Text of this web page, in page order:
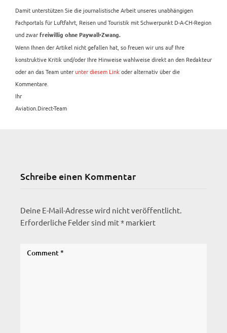
Damit unterstützen Sie die journalistische Arbeit unseres unabhängigen
Fachportals für Luftfahrt, Reisen und Touristik mit Schwerpunkt D-A-CH-Region
und zwar freiwillig ohne Paywall-Zwang.
Wenn Ihnen der Artikel nicht gefallen hat, so freuen wir uns auf Ihre
konstruktive Kritik und/oder Ihre Hinweise wahlweise direkt an den Redakteur
oder an das Team unterunter diesem Linkoder alternativ über die
Kommentare.
Ihr
Aviation.Direct-Team
Schreibe einen Kommentar
Deine E-Mail-Adresse wird nicht veröffentlicht.
Erforderliche Felder sind mit* markiert